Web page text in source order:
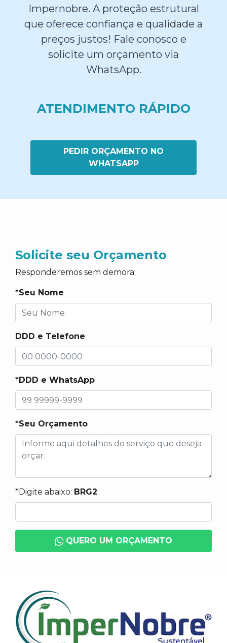
Impernobre. A proteção estrutural
que oferece confiança e qualidade a
preços justos! Fale conosco e
solicite um orçamento via
WhatsApp.
ATENDIMENTO RÁPIDO
PEDIR ORÇAMENTO NO
WHATSAPP
Solicite seu Orçamento
Responderemos sem demora.
*Seu Nome
DDD e Telefone
*DDD e WhatsApp
*Seu Orçamento
*Digite abaixo: BRG2
QUERO UM ORÇAMENTO